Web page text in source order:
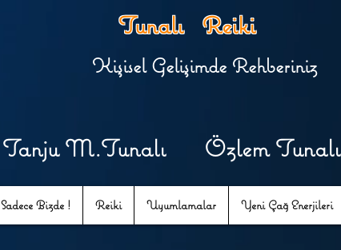
Tunalı Reiki
Kişisel Gelişimde Rehberiniz
Tanju M.Tunalı Özlem Tunalı
Sadece Bizde ! Reiki Uyumlamalar Yeni Çağ Enerjileri